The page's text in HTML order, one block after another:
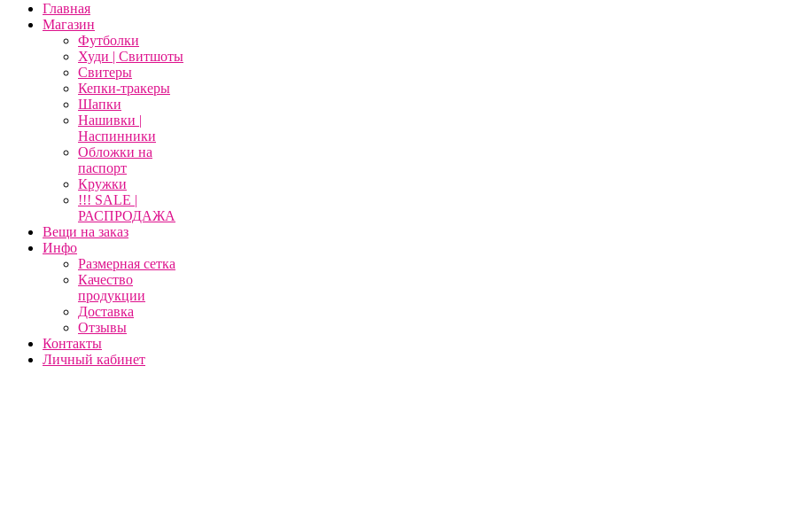
Главная
Магазин
Футболки
Худи | Свитшоты
Свитеры
Кепки-тракеры
Шапки
Нашивки |
Наспинники
Обложки на
паспорт
Кружки
!!! SALE |
РАСПРОДАЖА
Вещи на заказ
Инфо
Размерная сетка
Качество
продукции
Доставка
Отзывы
Контакты
Личный кабинет